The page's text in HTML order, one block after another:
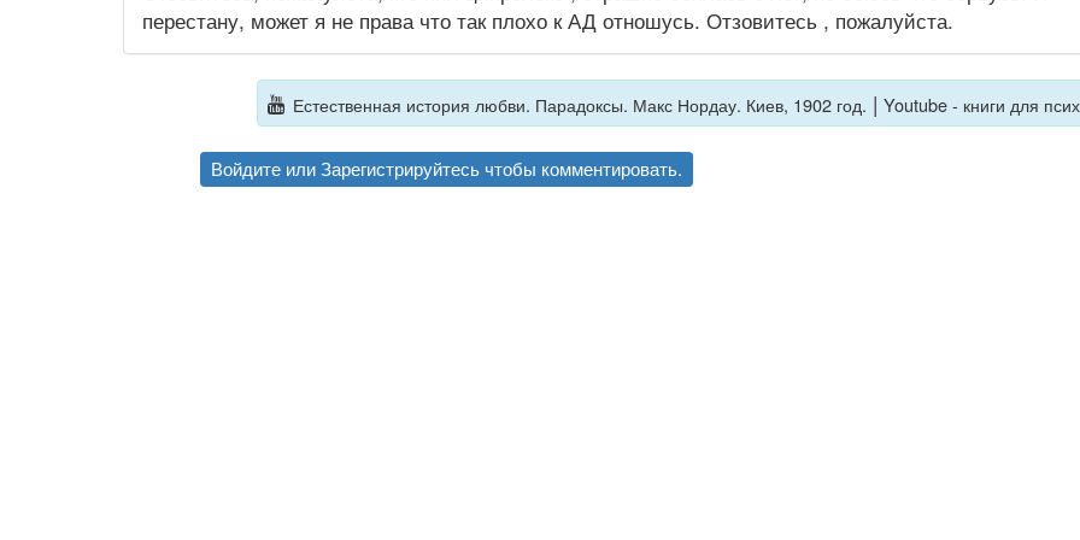
перестану, может я не права что так плохо к АД отношусь. Отзовитесь , пожалуйста.
Естественная история любви. Парадоксы. Макс Нордау. Киев, 1902 год. | Youtube - книги для
Войдите илиЗарегистрируйтесь чтобы комментировать.